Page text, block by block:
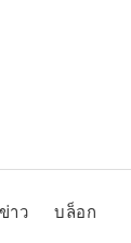
ข่าว บล็อก